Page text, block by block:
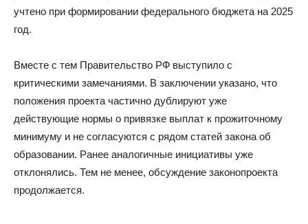
учтено при формировании федерального бюджета на 2025
год.
Вместе с тем Правительство РФ выступило с
критическими замечаниями. В заключении указано, что
положения проекта частично дублируют уже
действующие нормы о привязке выплат к прожиточному
минимуму и не согласуются с рядом статей закона об
образовании. Ранее аналогичные инициативы уже
отклонялись. Тем не менее, обсуждение законопроекта
продолжается.